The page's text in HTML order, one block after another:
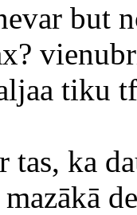
but
tiku
tas, ka